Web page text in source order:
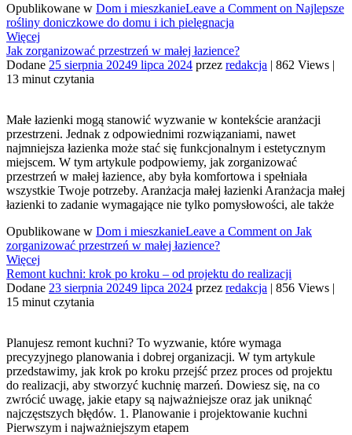
Opublikowane w Dom i mieszkanieLeave a Comment on Najlepsze
rośliny doniczkowe do domu i ich pielęgnacja
Więcej
Jak zorganizować przestrzeń w małej łazience?
Dodane 25 sierpnia 20249 lipca 2024 przez redakcja | 862 Views |
13 minut czytania
Małe łazienki mogą stanowić wyzwanie w kontekście aranżacji
przestrzeni. Jednak z odpowiednimi rozwiązaniami, nawet
najmniejsza łazienka może stać się funkcjonalnym i estetycznym
miejscem. W tym artykule podpowiemy, jak zorganizować
przestrzeń w małej łazience, aby była komfortowa i spełniała
wszystkie Twoje potrzeby. Aranżacja małej łazienki Aranżacja małej
łazienki to zadanie wymagające nie tylko pomysłowości, ale także
Opublikowane w Dom i mieszkanieLeave a Comment on Jak
zorganizować przestrzeń w małej łazience?
Więcej
Remont kuchni: krok po kroku – od projektu do realizacji
Dodane 23 sierpnia 20249 lipca 2024 przez redakcja | 856 Views |
15 minut czytania
Planujesz remont kuchni? To wyzwanie, które wymaga
precyzyjnego planowania i dobrej organizacji. W tym artykule
przedstawimy, jak krok po kroku przejść przez proces od projektu
do realizacji, aby stworzyć kuchnię marzeń. Dowiesz się, na co
zwrócić uwagę, jakie etapy są najważniejsze oraz jak uniknąć
najczęstszych błędów. 1. Planowanie i projektowanie kuchni
Pierwszym i najważniejszym etapem